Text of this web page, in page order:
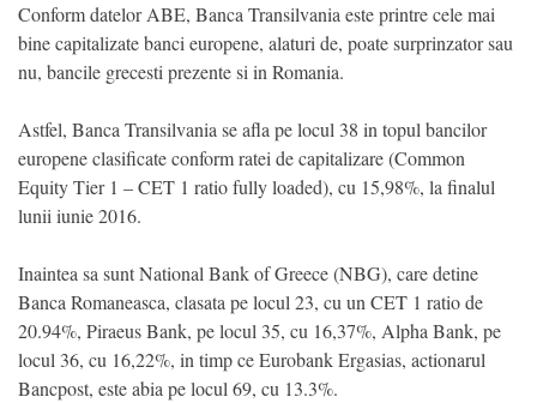
Conform datelor ABE, Banca Transilvania este printre cele mai
bine capitalizate banci europene, alaturi de, poate surprinzator sau
nu, bancile grecesti prezente si in Romania.
Astfel, Banca Transilvania se afla pe locul 38 in topul bancilor
europene clasificate conform ratei de capitalizare (Common
Equity Tier 1 – CET 1 ratio fully loaded), cu 15,98%, la finalul
lunii iunie 2016.
Inaintea sa sunt National Bank of Greece (NBG), care detine
Banca Romaneasca, clasata pe locul 23, cu un CET 1 ratio de
20.94%, Piraeus Bank, pe locul 35, cu 16,37%, Alpha Bank, pe
locul 36, cu 16,22%, in timp ce Eurobank Ergasias, actionarul
Bancpost, este abia pe locul 69, cu 13.3%.